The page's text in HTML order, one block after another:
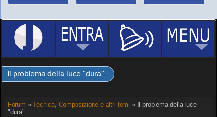
Il problema della luce "dura"
Forum » Tecnica, Composizione e altri temi » Il problema della luce
"dura"